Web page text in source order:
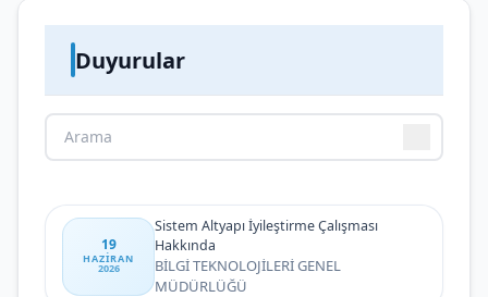
Duyurular
19
HAZIRAN
2026
Sistem Altyapı İyileştirme Çalışması
Hakkında
BİLGİ TEKNOLOJİLERİ GENEL
MÜDÜRLÜĞÜ